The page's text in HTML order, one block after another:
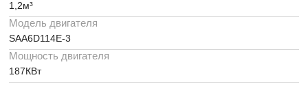
1,2м³
Модель двигателя
SAA6D114E-3
Мощность двигателя
187КВт